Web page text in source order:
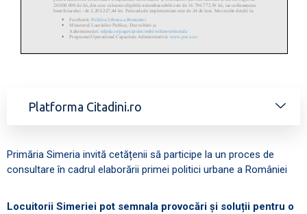
Platforma Citadini.ro
Primăria Simeria invită cetățenii să participe la un proces de
consultare în cadrul elaborării primei politici urbane a României
Locuitorii Simeriei pot semnala provocări și soluții pentru o